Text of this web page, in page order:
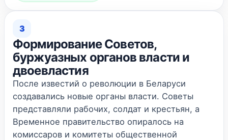
3
Формирование Советов,
буржуазных органов власти и
двоевластия
После известий о революции в Беларуси
создавались новые органы власти. Советы
представляли рабочих, солдат и крестьян, а
Временное правительство опиралось на
комиссаров и комитеты общественной